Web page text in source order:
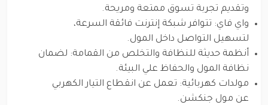
وتقديم تجربة تسوق ممتعة ومريحة.
واي فاي: تتوافر شبكة إنترنت فائقة السرعة،
لتسهيل التواصل داخل المول.
أنظمة حديثة للنظافة والتخلص من القمامة: لضمان
نظافة المول والحفاظ علي البيئة.
مولدات كهربائية: تعمل عن انقطاع التيار الكهربي
عن مول جنكشن.